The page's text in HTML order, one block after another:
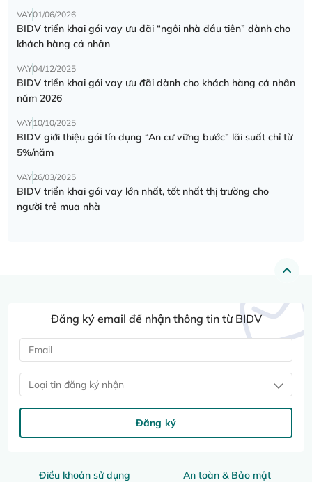
VAY01/06/2026
BIDV triển khai gói vay ưu đãi “ngôi nhà đầu tiên” dành cho
khách hàng cá nhân
VAY04/12/2025
BIDV triển khai gói vay ưu đãi dành cho khách hàng cá nhân
năm 2026
VAY10/10/2025
BIDV giới thiệu gói tín dụng “An cư vững bước” lãi suất chỉ từ
5%/năm
VAY26/03/2025
BIDV triển khai gói vay lớn nhất, tốt nhất thị trường cho
người trẻ mua nhà
Điều khoản sử dụng
An toàn & Bảo mật
Đăng ký email để nhận thông tin từ BIDV
Loại tin đăng ký nhận
Đăng ký